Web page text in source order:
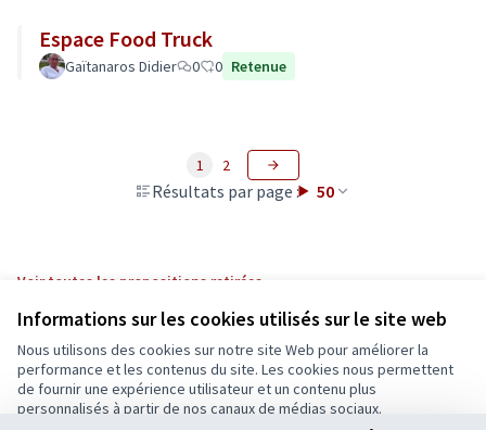
Informations sur les cookies utilisés sur le site web
Nous utilisons des cookies sur notre site Web pour améliorer la
performance et les contenus du site. Les cookies nous permettent
de fournir une expérience utilisateur et un contenu plus
personnalisés à partir de nos canaux de médias sociaux.
Espace Food Truck
Gaïtanaros Didier 0 0 Retenue
Résultats par page : 50
1 2
Voir toutes les propositions retirées
Conditions d'utilisation
Paramètres des cookies
Ecrivons Angers sur X
Ecrivons Angers sur Facebook